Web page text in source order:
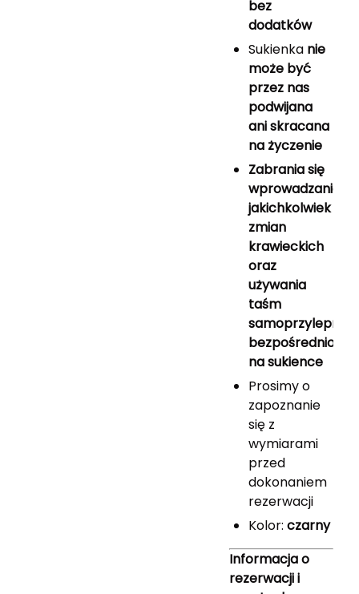
bez
dodatków
Sukienka nie
może być
przez nas
podwijana
ani skracana
na życzenie
Zabrania się
wprowadzania
jakichkolwiek
zmian
krawieckich
oraz
używania
taśm
bezpośrednio
na sukience
Prosimy o
zapoznanie
się z
wymiarami
przed
dokonaniem
rezerwacji
Kolor:czarny
Informacja o
rezerwacji i